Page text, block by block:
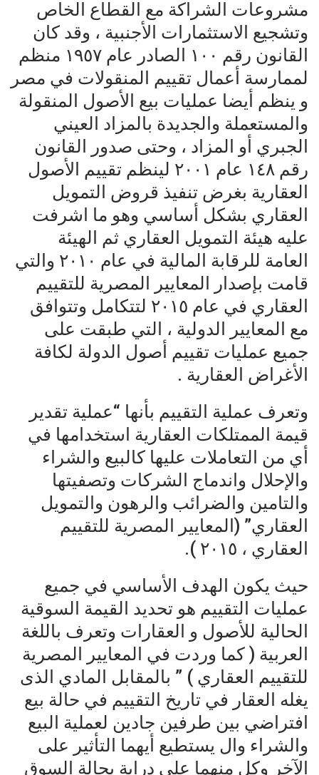
مشروعات الشراكة مع القطاع الخاص
وتشجيع الاستثمارات الأجنبية ، وقد كان
القانون رقم ١٠٠ الصادر عام ١٩٥٧ منظم
لممارسة أعمال تقييم المنقولات في مصر
و ينظم أيضا عمليات بيع الأصول المنقولة
والمستعملة والجديدة بالمزاد العيني
الجبري أو المزاد ، وحتى صدور القانون
رقم ١٤٨ عام ٢٠٠١ لينظم تقييم الأصول
العقارية بغرض تنفيذ قروض التمويل
العقاري بشكل أساسي وهو ما اشرفت
عليه هيئة التمويل العقاري ثم الهيئة
العامة للرقابة المالية في عام ٢٠١٠ والتي
قامت بإصدار المعايير المصرية للتقييم
العقاري في عام ٢٠١٥ لتتكامل وتتوافق
مع المعايير الدولية ، التي طبقت على
جميع عمليات تقييم أصول الدولة لكافة
الأغراض العقارية .
وتعرف عملية التقييم بأنها “عملية تقدير
قيمة الممتلكات العقارية استخدامها في
أي من التعاملات عليها كالبيع والشراء
والإحلال واندماج الشركات وتصفيتها
والتامين والضرائب والرهون والتمويل
العقاري” (المعايير المصرية للتقييم
العقاري ، ٢٠١٥ ).
حيث يكون الهدف الأساسي في جميع
عمليات التقييم هو تحديد القيمة السوقية
الحالية للأصول و العقارات وتعرف باللغة
العربية ( كما وردت في المعايير المصرية
للتقييم العقاري ) ” بالمقابل المادي الذى
يغله العقار في تاريخ التقييم في حالة بيع
افتراضي بين طرفين جادين لعملية البيع
والشراء وال يستطيع أيهما التأثير على
الآخر وكل منهما على دراية بحالة السوق